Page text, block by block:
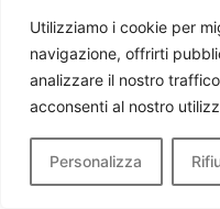
Utilizziamo i cookie per
navigazione, offrirti
analizzare il nostro
acconsenti al nostro
Personalizza